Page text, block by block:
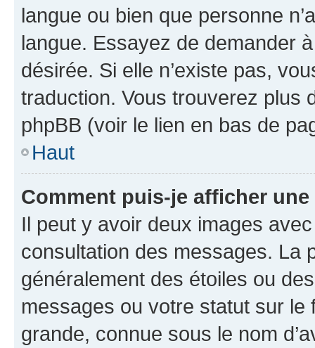
langue ou bien que personne
langue. Essayez de demander
désirée. Si elle n’existe pas,
traduction. Vous trouverez plus
phpBB (voir le lien en bas de
Haut
Comment puis-je afficher
Il peut y avoir deux images
consultation des messages. La
généralement des étoiles ou
messages ou votre statut sur
grande, connue sous le nom